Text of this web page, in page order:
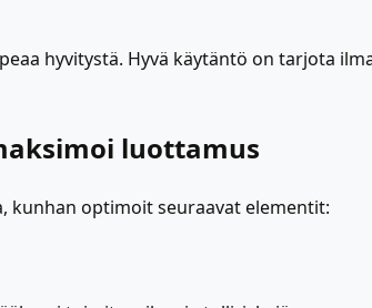
hyvitystä. Hyvä käytäntö on tarjota
luottamus
kunhan optimoit seuraavat elementit: